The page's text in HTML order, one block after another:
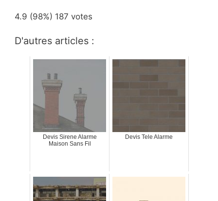
4.9 (98%) 187 votes
D'autres articles :
Devis Sirene Alarme
Maison Sans Fil
Devis Tele Alarme